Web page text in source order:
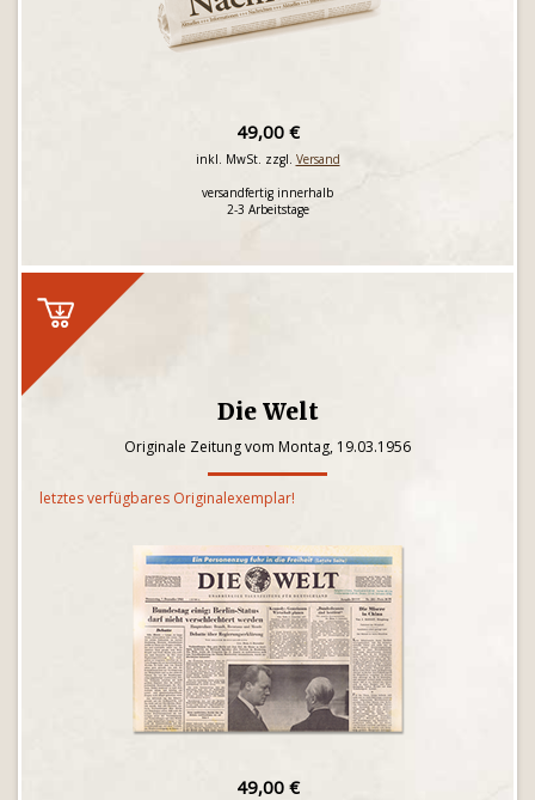
49,00 €
inkl. MwSt. zzgl. Versand
versandfertig innerhalb
2-3 Arbeitstage
Die Welt
Originale Zeitung vom Montag, 19.03.1956
letztes verfügbares Originalexemplar!
49,00 €